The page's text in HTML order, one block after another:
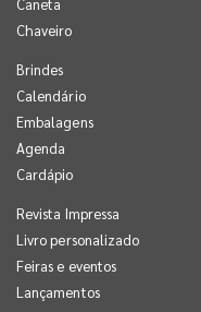
Chaveiro
Brindes
Calendário
Embalagens
Agenda
Cardápio
Revista Impressa
Livro personalizado
Feiras e eventos
Lançamentos